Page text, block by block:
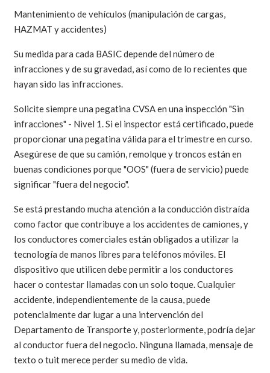
Mantenimiento de vehículos (manipulación de cargas,
HAZMAT y accidentes)
Su medida para cada BASIC depende del número de
infracciones y de su gravedad, así como de lo recientes que
hayan sido las infracciones.
Solicite siempre una pegatina CVSA en una inspección "Sin
infracciones" - Nivel 1. Si el inspector está certificado, puede
proporcionar una pegatina válida para el trimestre en curso.
Asegúrese de que su camión, remolque y troncos están en
buenas condiciones porque "OOS" (fuera de servicio) puede
significar "fuera del negocio".
Se está prestando mucha atención a la conducción distraída
como factor que contribuye a los accidentes de camiones, y
los conductores comerciales están obligados a utilizar la
tecnología de manos libres para teléfonos móviles. El
dispositivo que utilicen debe permitir a los conductores
hacer o contestar llamadas con un solo toque. Cualquier
accidente, independientemente de la causa, puede
potencialmente dar lugar a una intervención del
Departamento de Transporte y, posteriormente, podría dejar
al conductor fuera del negocio. Ninguna llamada, mensaje de
texto o tuit merece perder su medio de vida.